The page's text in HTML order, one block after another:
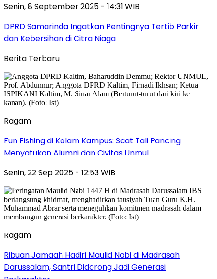
Senin, 8 September 2025 - 14:31 WIB
DPRD Samarinda Ingatkan Pentingnya Tertib Parkir
dan Kebersihan di Citra Niaga
Berita Terbaru
Ragam
Fun Fishing di Kolam Kampus: Saat Tali Pancing
Menyatukan Alumni dan Civitas Unmul
Senin, 22 Sep 2025 - 12:53 WIB
Ragam
Ribuan Jamaah Hadiri Maulid Nabi di Madrasah
Darussalam, Santri Didorong Jadi Generasi